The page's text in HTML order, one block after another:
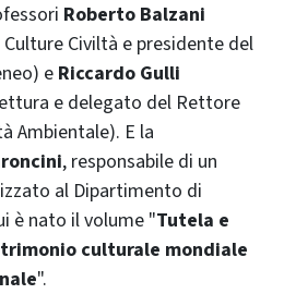
Roberto Balzani
Civiltà e presidente del
eRiccardo Gulli
e delegato del Rettore
Ambientale). E la
, responsabile di un
al Dipartimento di
è nato il volume "Tutela e
culturale mondiale
".